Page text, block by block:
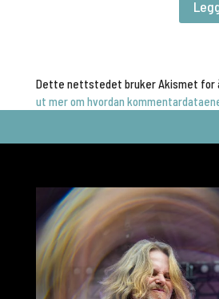
Dette nettstedet bruker Akismet for
ut mer om hvordan